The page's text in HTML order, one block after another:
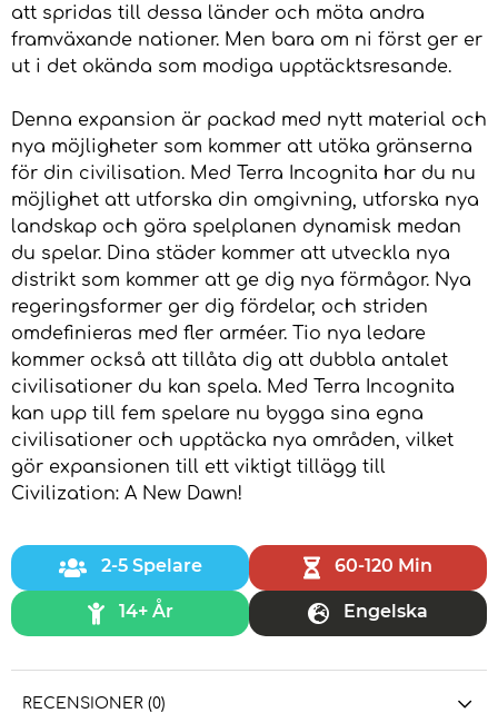
att spridas till dessa länder och möta andra
framväxande nationer. Men bara om ni först ger er
ut i det okända som modiga upptäcktsresande.
Denna expansion är packad med nytt material och
nya möjligheter som kommer att utöka gränserna
för din civilisation. Med Terra Incognita har du nu
möjlighet att utforska din omgivning, utforska nya
landskap och göra spelplanen dynamisk medan
du spelar. Dina städer kommer att utveckla nya
distrikt som kommer att ge dig nya förmågor. Nya
regeringsformer ger dig fördelar, och striden
omdefinieras med fler arméer. Tio nya ledare
kommer också att tillåta dig att dubbla antalet
civilisationer du kan spela. Med Terra Incognita
kan upp till fem spelare nu bygga sina egna
civilisationer och upptäcka nya områden, vilket
gör expansionen till ett viktigt tillägg till
Civilization: A New Dawn!
2-5 Spelare 60-120 Min
14+ År Engelska
RECENSIONER (0)